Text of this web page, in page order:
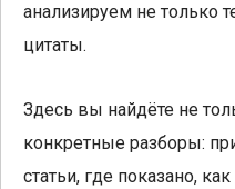
анализируем не только
цитаты.
Здесь вы найдёте не
конкретные разборы:
статьи, где показано,